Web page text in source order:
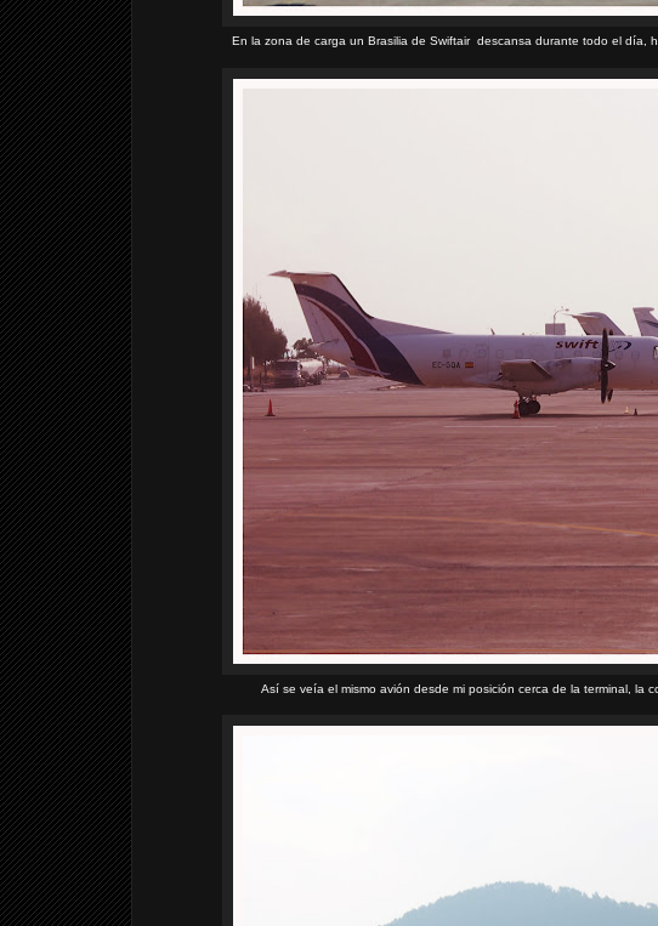
En la zona de carga un Brasilia de Swiftair descansa durante todo el día,
Así se veía el mismo avión desde mi posición cerca de la terminal, la